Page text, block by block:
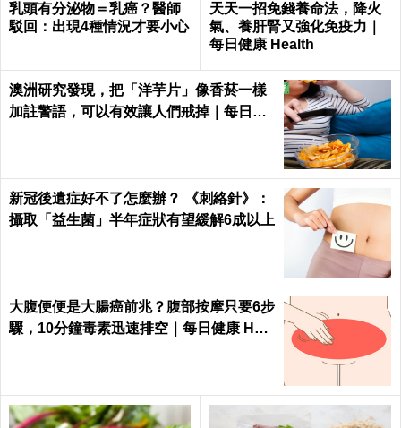
乳頭有分泌物＝乳癌？醫師
駁回：出現4種情況才要小心
天天一招免錢養命法，降火
氣、養肝腎又強化免疫力｜
每日健康 Health
澳洲研究發現，把「洋芋片」像香菸一樣
加註警語，可以有效讓人們戒掉｜每日健
新冠後遺症好不了怎麼辦？ 《刺絡針》：
攝取「益生菌」半年症狀有望緩解6成以上
大腹便便是大腸癌前兆？腹部按摩只要6步
驟，10分鐘毒素迅速排空｜每日健康 Heal